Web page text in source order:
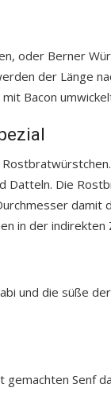
oder Berner
der Länge
Bacon
Datteln. Die
damit
in der
und die süße
gemachten Senf